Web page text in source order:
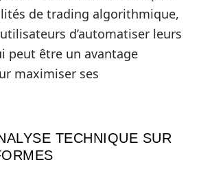
de trading algorithmique,
d’automatiser leurs
peut être un avantage
maximiser ses
TECHNIQUE SUR